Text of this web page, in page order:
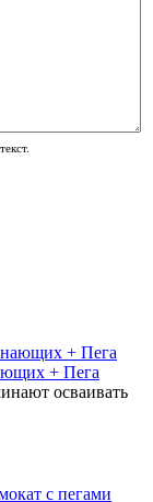
+ Пега
осваивать